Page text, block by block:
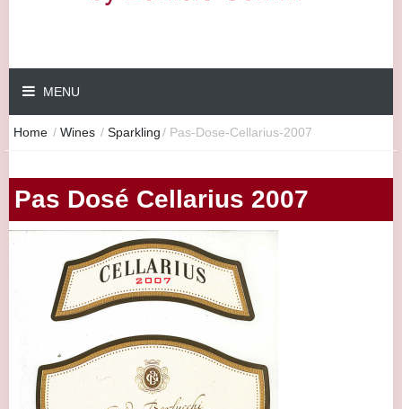
MENU
Home / Wines / Sparkling/ Pas-Dose-Cellarius-2007
Pas Dosé Cellarius 2007